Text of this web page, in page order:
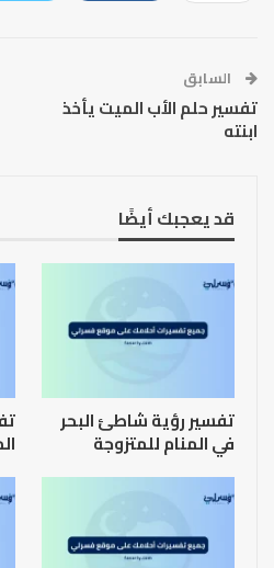
السابق
تفسير حلم الأب الميت يأخذ
ابنته
قد يعجبك أيضًا
تفسير رؤية شاطئ البحر
في المنام للمتزوجة